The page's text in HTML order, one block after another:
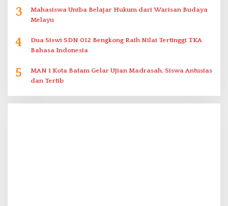
3
Mahasiswa Uniba Belajar Hukum dari Warisan Budaya
Melayu
4
Dua Siswi SDN 012 Bengkong Raih Nilai Tertinggi TKA
Bahasa Indonesia
5
MAN 1 Kota Batam Gelar Ujian Madrasah, Siswa Antusias
dan Tertib